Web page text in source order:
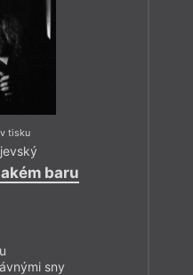
tisku
baru
sny